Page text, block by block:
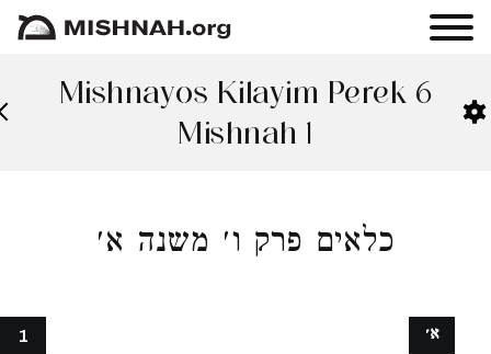
Mishnayos Kilayim Perek 6
Mishnah 1
כלאים פרק ו׳ משנה א׳
1 א׳